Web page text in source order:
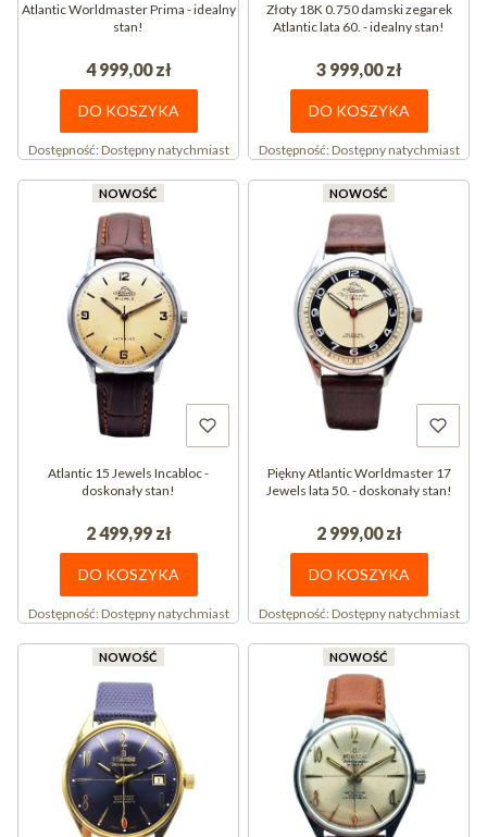
Atlantic Worldmaster Prima - idealny
stan!
4 999,00 zł
DO KOSZYKA
Dostępność:Dostępny natychmiast
Złoty 18K 0.750 damski zegarek
Atlantic lata 60. - idealny stan!
3 999,00 zł
DO KOSZYKA
Dostępność:Dostępny natychmiast
NOWOŚĆ
Atlantic 15 Jewels Incabloc -
doskonały stan!
2 499,99 zł
DO KOSZYKA
Dostępność:Dostępny natychmiast
NOWOŚĆ
Piękny Atlantic Worldmaster 17
Jewels lata 50. - doskonały stan!
2 999,00 zł
DO KOSZYKA
Dostępność:Dostępny natychmiast
NOWOŚĆ NOWOŚĆ